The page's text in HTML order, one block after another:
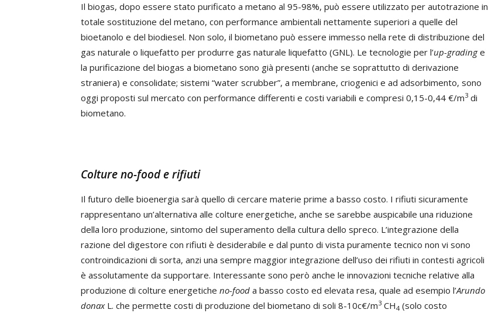
Il biogas, dopo essere stato purificato a metano al 95-98%, può essere utilizzato per autotrazione in
totale sostituzione del metano, con performance ambientali nettamente superiori a quelle del
bioetanolo e del biodiesel. Non solo, il biometano può essere immesso nella rete di distribuzione del
gas naturale o liquefatto per produrre gas naturale liquefatto (GNL). Le tecnologie per l’up-gradinge
la purificazione del biogas a biometano sono già presenti (anche se soprattutto di derivazione
straniera) e consolidate; sistemi “water scrubber”, a membrane, criogenici e ad adsorbimento, sono
oggi proposti sul mercato con performance differenti e costi variabili e compresi 0,15-0,44 €/m3 di
biometano.
Colture no-food e rifiuti
Il futuro delle bioenergia sarà quello di cercare materie prime a basso costo. I rifiuti sicuramente
rappresentano un’alternativa alle colture energetiche, anche se sarebbe auspicabile una riduzione
della loro produzione, sintomo del superamento della cultura dello spreco. L’integrazione della
razione del digestore con rifiuti è desiderabile e dal punto di vista puramente tecnico non vi sono
controindicazioni di sorta, anzi una sempre maggior integrazione dell’uso dei rifiuti in contesti agricoli
è assolutamente da supportare. Interessante sono però anche le innovazioni tecniche relative alla
produzione di colture energetiche no-food a basso costo ed elevata resa, quale ad esempio l’Arundo
donaxL. che permette costi di produzione del biometano di soli 8-10c€/m3 CH4 (solo costo